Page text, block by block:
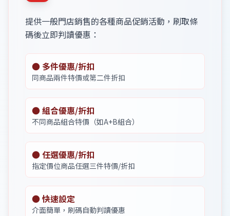
提供一般門店銷售的各種商品促銷活動，刷取條
碼後立即判讀優惠：
● 多件優惠/折扣
同商品兩件特價或第二件折扣
● 組合優惠/折扣
不同商品組合特價（如A+B組合）
● 任選優惠/折扣
指定價位商品任選三件特價/折扣
● 快速設定
介面簡單，刷碼自動判讀優惠